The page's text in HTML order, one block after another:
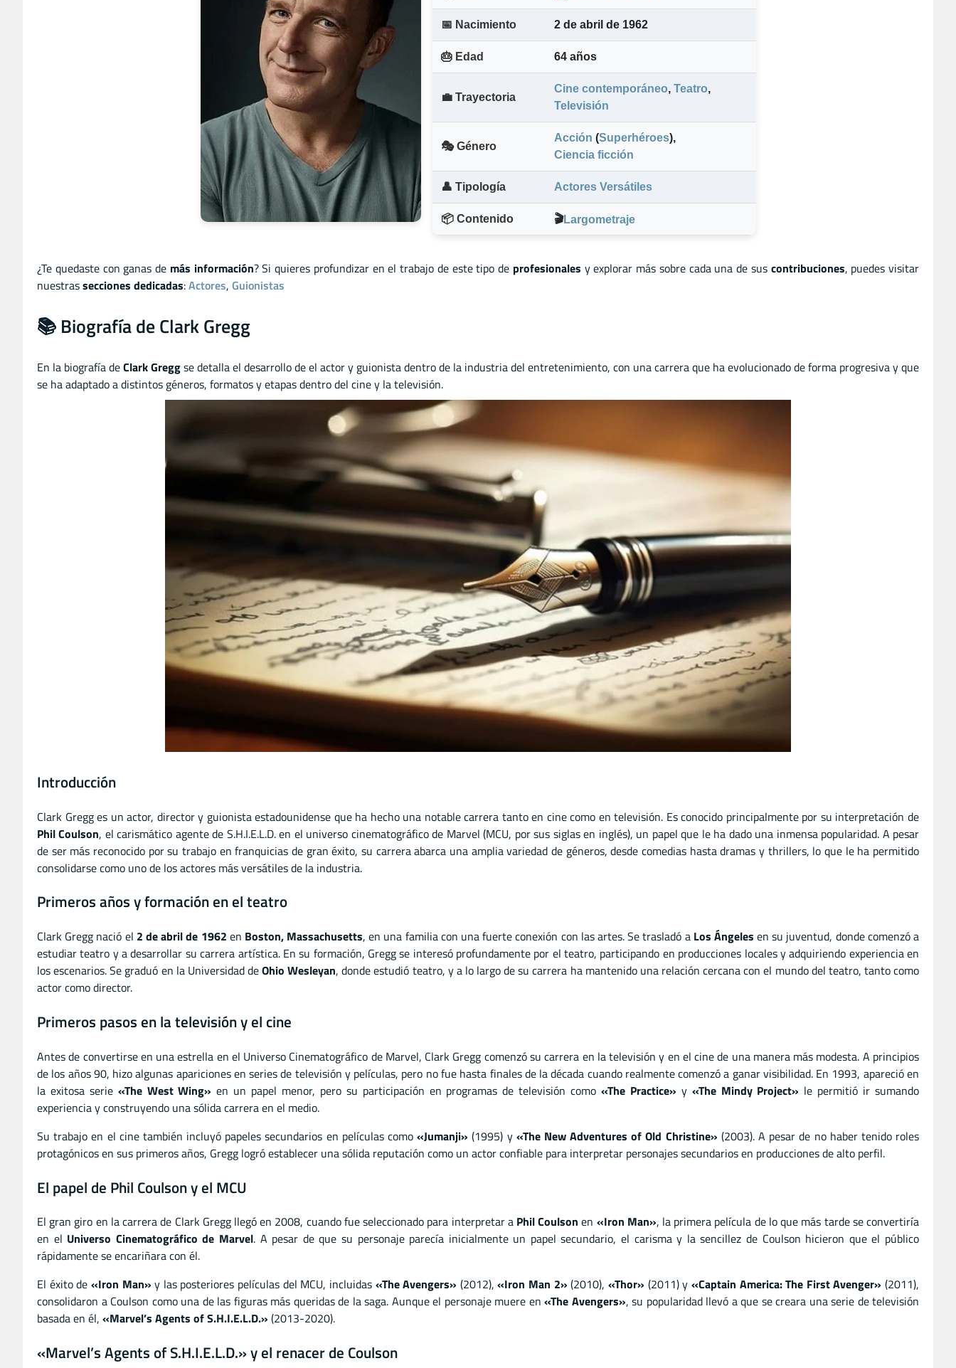
📅 Nacimiento 2 de abril de 1962
🎂 Edad 64 años
💼 Trayectoria
Cine contemporáneo, Teatro,
Televisión
🎭 Género
Acción (Superhéroes),
Ciencia ficción
👤 Tipología Actores Versátiles
📦 Contenido 🎬Largometraje
¿Te quedaste con ganas de más información? Si quieres profundizar en el trabajo de este tipo de profesionales y explorar más sobre cada una de sus contribuciones, puedes visitar
nuestrassecciones dedicadas:Actores, Guionistas
📚 Biografía de Clark Gregg
En la biografía deClark Greggse detalla el desarrollo de el actory guionista dentro de la industria del entretenimiento, con una carrera que ha evolucionado de forma progresiva y que
se ha adaptado a distintos géneros, formatos y etapas dentro del cine y la televisión.
Introducción
Clark Gregg es un actor, director y guionista estadounidense que ha hecho una notable carrera tanto en cine como en televisión. Es conocido principalmente por su interpretación de
Phil Coulson, el carismático agente de S.H.I.E.L.D. en el universo cinematográfico de Marvel (MCU, por sus siglas en inglés), un papel que le ha dado una inmensa popularidad. A pesar
de ser más reconocido por su trabajo en franquicias de gran éxito, su carrera abarca una amplia variedad de géneros, desde comedias hasta dramas y thrillers, lo que le ha permitido
consolidarse como uno de los actores más versátiles de la industria.
Primeros años y formación en el teatro
Clark Gregg nació el 2 de abril de 1962 en Boston, Massachusetts, en una familia con una fuerte conexión con las artes. Se trasladó a Los Ángeles en su juventud, donde comenzó a
estudiar teatro y a desarrollar su carrera artística. En su formación, Gregg se interesó profundamente por el teatro, participando en producciones locales y adquiriendo experiencia en
los escenarios. Se graduó en la Universidad deOhio Wesleyan, donde estudió teatro, y a lo largo de su carrera ha mantenido una relación cercana con el mundo del teatro, tanto como
actor como director.
Primeros pasos en la televisión y el cine
Antes de convertirse en una estrella en el Universo Cinematográfico de Marvel, Clark Gregg comenzó su carrera en la televisión y en el cine de una manera más modesta. A principios
de los años 90, hizo algunas apariciones en series de televisión y películas, pero no fue hasta finales de la década cuando realmente comenzó a ganar visibilidad. En 1993, apareció en
la exitosa serie «The West Wing» en un papel menor, pero su participación en programas de televisión como«The Practice» y «The Mindy Project» le permitió ir sumando
experiencia y construyendo una sólida carrera en el medio.
Su trabajo en el cine también incluyó papeles secundarios en películas como«Jumanji» (1995) y «The New Adventures of Old Christine» (2003). A pesar de no haber tenido roles
protagónicos en sus primeros años, Gregg logró establecer una sólida reputación como un actor confiable para interpretar personajes secundarios en producciones de alto perfil.
El papel de Phil Coulson y el MCU
El gran giro en la carrera de Clark Gregg llegó en 2008, cuando fue seleccionado para interpretar a Phil Coulson en «Iron Man», la primera película de lo que más tarde se convertiría
en el Universo Cinematográfico de Marvel. A pesar de que su personaje parecía inicialmente un papel secundario, el carisma y la sencillez de Coulson hicieron que el público
rápidamente se encariñara con él.
El éxito de «Iron Man» y las posteriores películas del MCU, incluidas «The Avengers» (2012),«Iron Man 2» (2010),«Thor» (2011) y «Captain America: The First Avenger» (2011),
consolidaron a Coulson como una de las figuras más queridas de la saga. Aunque el personaje muere en «The Avengers», su popularidad llevó a que se creara una serie de televisión
basada en él, «Marvel’s Agents of S.H.I.E.L.D.» (2013-2020).
«Marvel’s Agents of S.H.I.E.L.D.» y el renacer de Coulson